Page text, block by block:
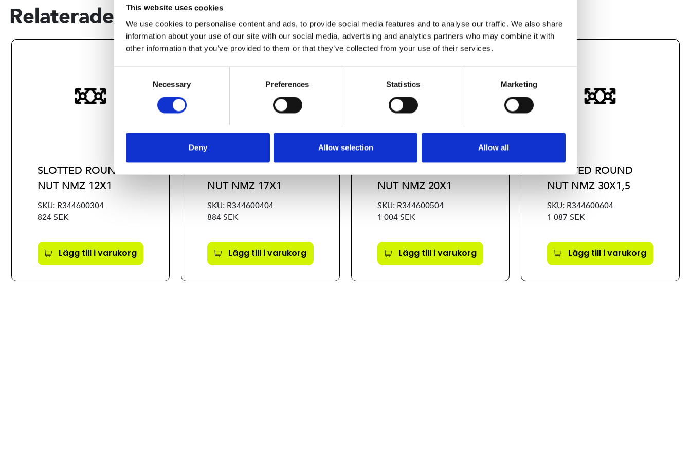
This website uses cookies
We use cookies to personalise content and ads, to provide social media features and to analyse our traffic. We also share
information about your use of our site with our social media, advertising and analytics partners who may combine it with
other information that you’ve provided to them or that they’ve collected from your use of their services.
Necessary Preferences Statistics Marketing
Deny Allow selection Allow all
Relaterade produkter
SLOTTED ROUND
NUT NMZ 12X1
SKU: R344600304
824 SEK
Lägg till i varukorg
NUT NMZ 17X1
SKU: R344600404
884 SEK
Lägg till i varukorg
NUT NMZ 20X1
SKU: R344600504
1 004 SEK
Lägg till i varukorg
SLOTTED ROUND
NUT NMZ 30X1,5
SKU: R344600604
1 087 SEK
Lägg till i varukorg